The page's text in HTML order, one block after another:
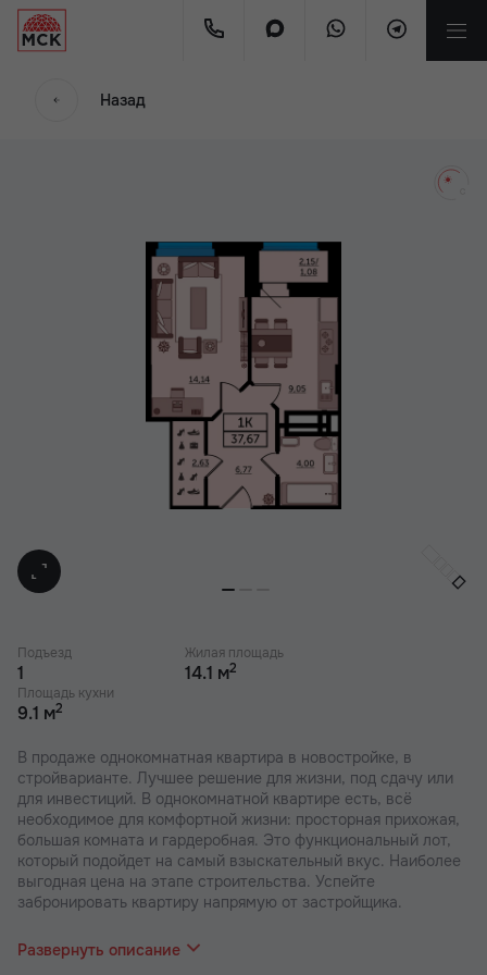
Назад
Подъезд
1
Жилая площадь
14.1 м2
Площадь кухни
9.1 м2
В продаже однокомнатная квартира в новостройке, в
стройварианте. Лучшее решение для жизни, под сдачу или
для инвестиций. В однокомнатной квартире есть, всё
необходимое для комфортной жизни: просторная прихожая,
большая комната и гардеробная. Это функциональный лот,
который подойдет на самый взыскательный вкус. Наиболее
выгодная цена на этапе строительства. Успейте
забронировать квартиру напрямую от застройщика.
отделе продаж вас проконсультируют по актуальным
предложениям.
Развернуть описание